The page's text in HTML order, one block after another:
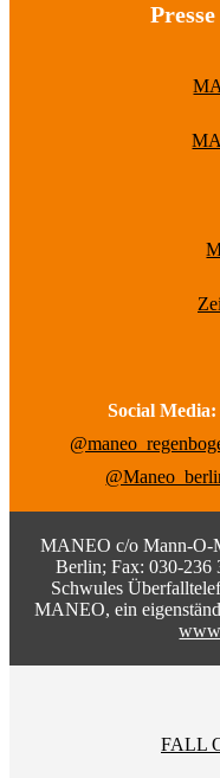
Social Media:
MANEO c/o Mann-O-
Berlin; Fax: 030-
Schwules
MANEO, ein
FALL